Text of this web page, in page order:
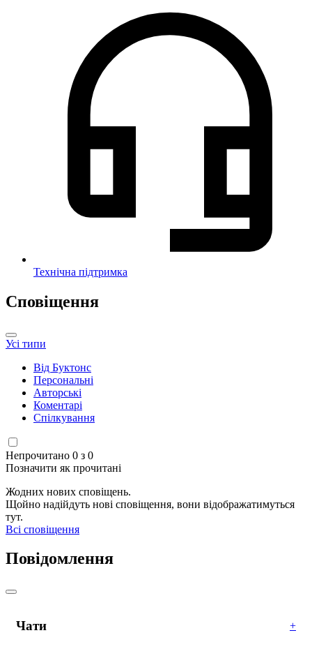
Технічна підтримка
Сповіщення
Усі типи
Від Буктонс
Персональні
Авторські
Коментарі
Спілкування
Непрочитано 0 з 0
Позначити як прочитані
Жодних нових сповіщень.
Щойно надійдуть нові сповіщення, вони відображатимуться
тут.
Всі сповіщення
Повідомлення
Чати +